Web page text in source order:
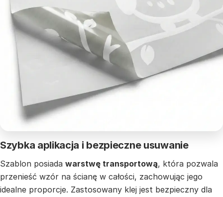
Szybka aplikacja i bezpieczne usuwanie
Szablon posiada warstwę transportową, która pozwala
przenieść wzór na ścianę w całości, zachowując jego
idealne proporcje. Zastosowany klej jest bezpieczny dla